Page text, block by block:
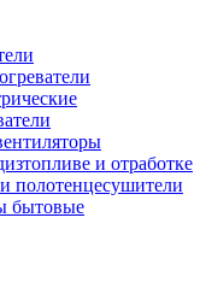
и отработке
полотенцесушители
бытовые